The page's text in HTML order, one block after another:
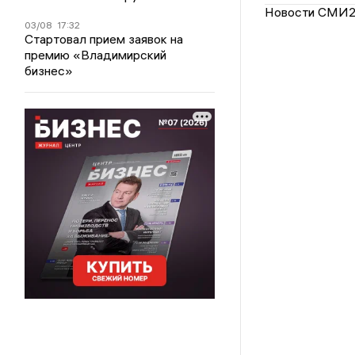
03/08 17:32
Стартовал прием заявок на
премию «Владимирский
бизнес»
Новости